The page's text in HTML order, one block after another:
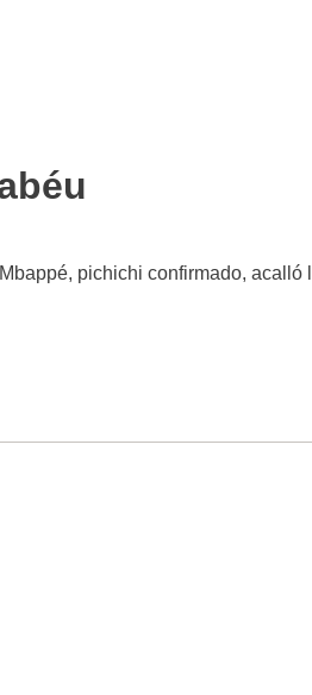
pichichi confirmado, acalló